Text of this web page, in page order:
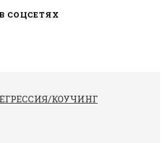
СОЦСЕТЯХ
КОУЧИНГ